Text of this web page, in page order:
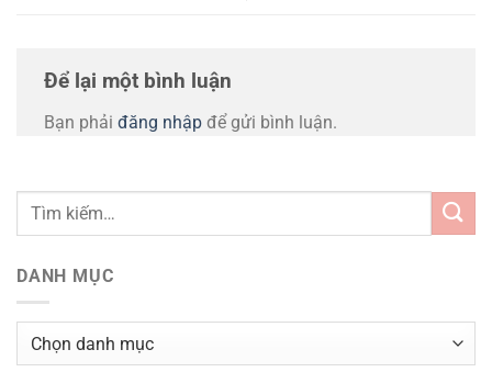
Để lại một bình luận
Bạn phải đăng nhập để gửi bình luận.
DANH MỤC
Danh